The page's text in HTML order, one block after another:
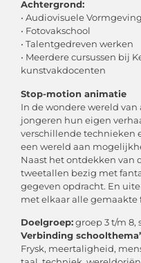
Achtergrond:
• Audiovisuele Vormgeving
• Fotovakschool
• Talentgedreven werken
• Meerdere cursussen bij
kunstvakdocenten
Stop-motion animatie
In de wondere wereld
jongeren hun eigen
verschillende technieken
een wereld aan
Naast het ontdekken van
tweetallen bezig met
gegeven opdracht. En
met elkaar alle gemaakte
Doelgroep:groep 3 t/m 8,
Verbinding
Frysk, meertaligheid,